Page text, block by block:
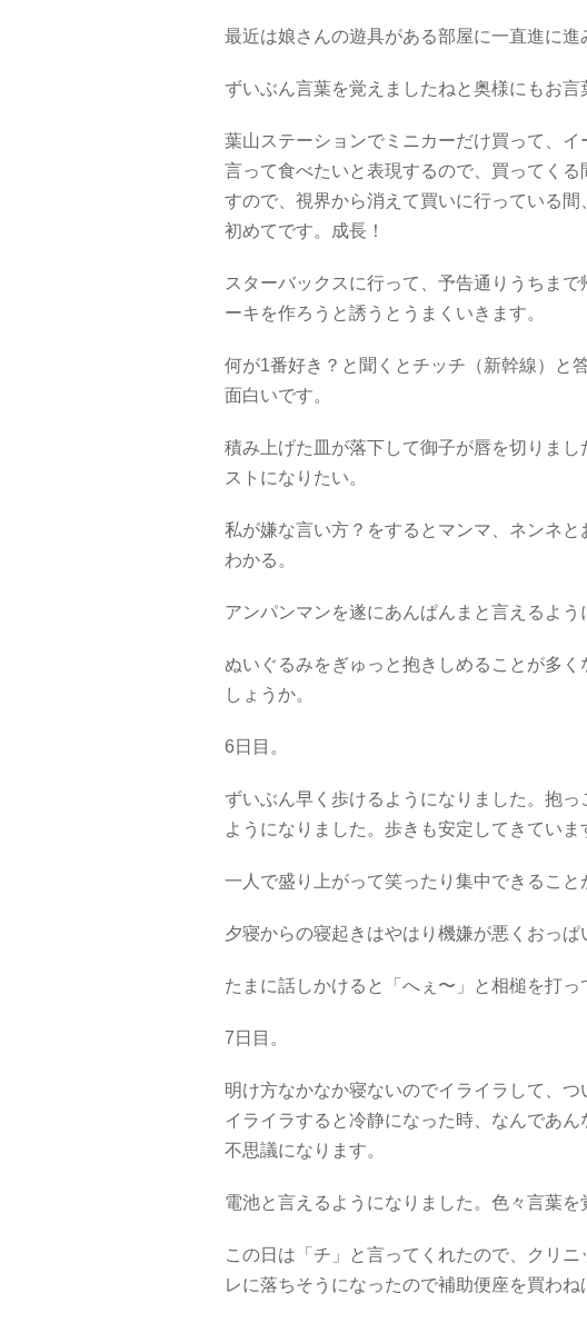
最近は娘さんの遊具がある部屋に一直進に進
ずいぶん言葉を覚えましたねと奥様にもお言
葉山ステーションでミニカーだけ買って、
言って食べたいと表現するので、買ってく
すので、視界から消えて買いに行っている
初めてです。成長！
スターバックスに行って、予告通りうちま
ーキを作ろうと誘うとうまくいきます。
何が1番好き？と聞くとチッチ（新幹線）と
面白いです。
積み上げた皿が落下して御子が唇を切りま
ストになりたい。
私が嫌な言い方？をするとマンマ、ネンネ
わかる。
アンパンマンを遂にあんぱんまと言えるよう
ぬいぐるみをぎゅっと抱きしめることが多
しょうか。
6日目。
ずいぶん早く歩けるようになりました。抱
ようになりました。歩きも安定してきていま
一人で盛り上がって笑ったり集中できること
夕寝からの寝起きはやはり機嫌が悪くおっぱ
たまに話しかけると「へぇ〜」と相槌を打っ
7日目。
明け方なかなか寝ないのでイライラして、
イライラすると冷静になった時、なんであ
不思議になります。
電池と言えるようになりました。色々言葉
この日は「チ」と言ってくれたので、クリ
レに落ちそうになったので補助便座を買わね